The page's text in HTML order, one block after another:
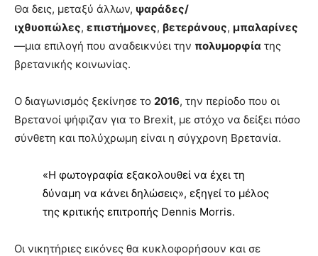
Θα δεις, μεταξύ άλλων, ψαράδες/
ιχθυοπώλες, επιστήμονες, βετεράνους, μπαλαρίνες
—μια επιλογή που αναδεικνύει την πολυμορφία της
βρετανικής κοινωνίας.
Ο διαγωνισμός ξεκίνησε το 2016, την περίοδο που οι
Βρετανοί ψήφιζαν για το Brexit, με στόχο να δείξει πόσο
σύνθετη και πολύχρωμη είναι η σύγχρονη Βρετανία.
«Η φωτογραφία εξακολουθεί να έχει τη
δύναμη να κάνει δηλώσεις», εξηγεί το μέλος
της κριτικής επιτροπής Dennis Morris.
Οι νικητήριες εικόνες θα κυκλοφορήσουν και σε